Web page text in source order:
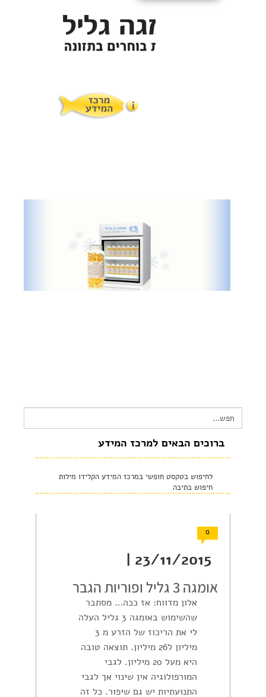
פרוטוקול אומגה
מרכז המטפלים
מרכז המידע
צור קשר
Search
for:
ברוכים הבאים למרכז המידע
לחיפוש בטקסט חופשי במרכז המידע הקלידו מילות
חיפוש בתיבה
0
23/11/2015 |
אומגה 3 גליל ופוריות הגבר
אלון מדווח: אז ככה… מסתבר
שהשימוש באומגה 3 גליל העלה
לי את הריכוז של הזרע מ 3
מיליון ל26 מיליון. תוצאה טובה
היא מעל 20 מיליון. לגבי
המורפולוגיה אין שינוי אך לגבי
התנועתיות יש גם שיפור. כל זה